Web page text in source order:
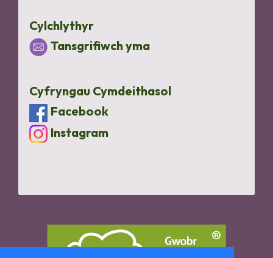
Cylchlythyr
Tansgrifiwch yma
Cyfryngau Cymdeithasol
Facebook
Instagram